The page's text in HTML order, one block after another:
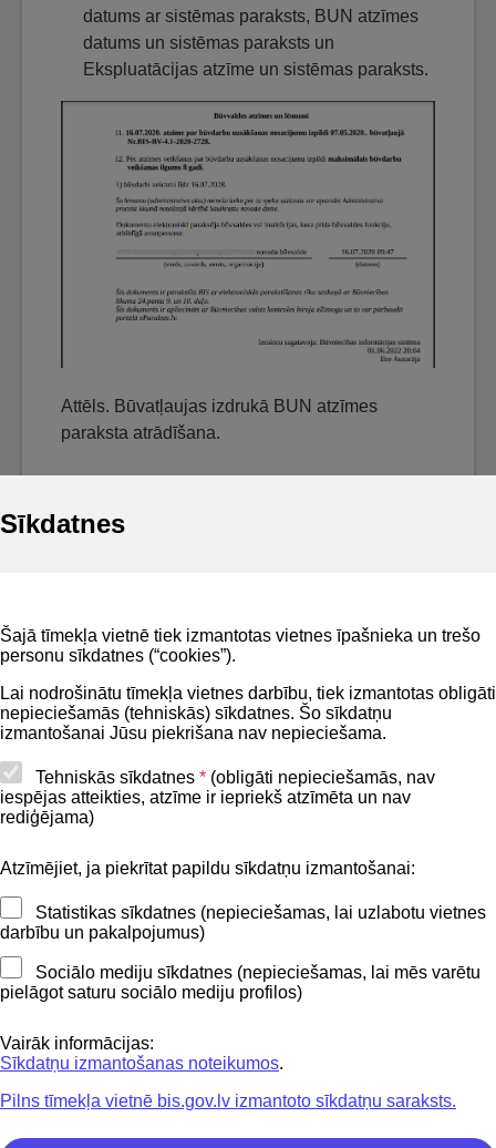
Sīkdatnes
Šajā tīmekļa vietnē tiek izmantotas vietnes īpašnieka un trešo
personu sīkdatnes (“cookies”).
Lai nodrošinātu tīmekļa vietnes darbību, tiek izmantotas obligāti
nepieciešamās (tehniskās) sīkdatnes. Šo sīkdatņu
izmantošanai Jūsu piekrišana nav nepieciešama.
Tehniskās sīkdatnes * (obligāti nepieciešamās, nav
iespējas atteikties, atzīme ir iepriekš atzīmēta un nav
rediģējama)
Atzīmējiet, ja piekrītat papildu sīkdatņu izmantošanai:
Statistikas sīkdatnes (nepieciešamas, lai uzlabotu vietnes
darbību un pakalpojumus)
Sociālo mediju sīkdatnes (nepieciešamas, lai mēs varētu
pielāgot saturu sociālo mediju profilos)
Vairāk informācijas:
Sīkdatņu izmantošanas noteikumos.
Pilns tīmekļa vietnē bis.gov.lv izmantoto sīkdatņu saraksts.
datums ar sistēmas paraksts, BUN atzīmes
datums un sistēmas paraksts un
Ekspluatācijas atzīme un sistēmas paraksts.
Attēls. Būvatļaujas izdrukā BUN atzīmes
paraksta atrādīšana.
Privātuma politika
Lapas karte
Piekļūstamības paziņojums
Kontakti
BIS atbalsta dienesta tālrunis:
Sekojiet mums
Lejupielādejiet